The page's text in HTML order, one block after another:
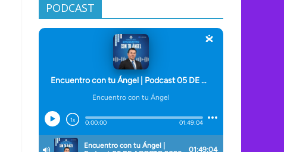
PODCAST